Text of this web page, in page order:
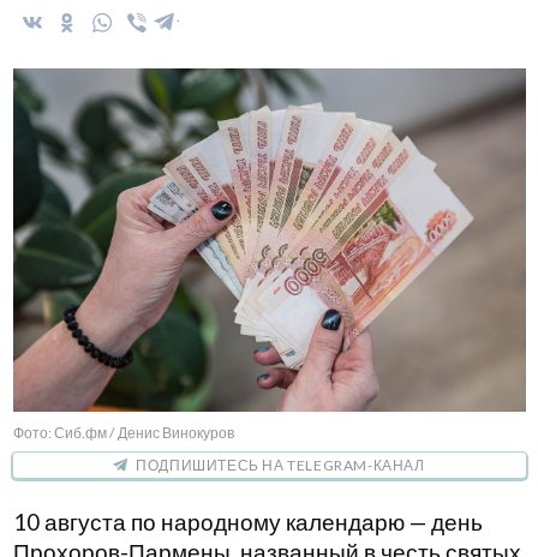
Фото: Сиб.фм / Денис Винокуров
ПОДПИШИТЕСЬ НА TELEGRAM-КАНАЛ
10 августа по народному календарю — день